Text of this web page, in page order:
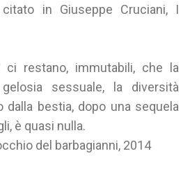
in Giuseppe Cruciani, I
ci restano, immutabili, che la
sessuale, la diversità
dalla bestia, dopo una sequela
è quasi nulla.
del barbagianni, 2014